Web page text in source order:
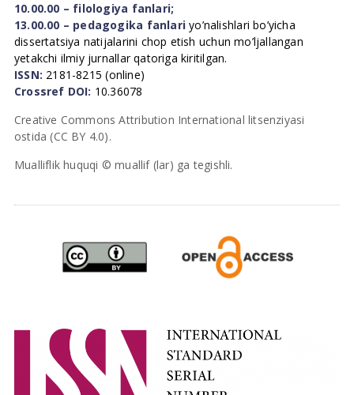
10.00.00 – filologiya fanlari;
13.00.00 – pedagogika fanlari yo’nalishlari bo’yicha
dissertatsiya natijalarini chop etish uchun mo’ljallangan
yetakchi ilmiy jurnallar qatoriga kiritilgan.
ISSN: 2181-8215 (online)
Crossref DOI: 10.36078
Creative Commons Attribution International litsenziyasi
ostida (CC BY 4.0).
Mualliflik huquqi © muallif (lar) ga tegishli.